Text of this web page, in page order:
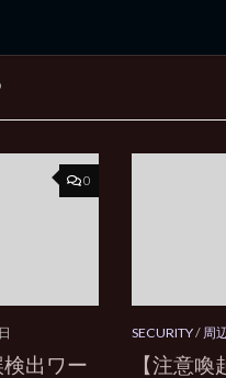
0
出ワー
SECURITY/ 周
【注意